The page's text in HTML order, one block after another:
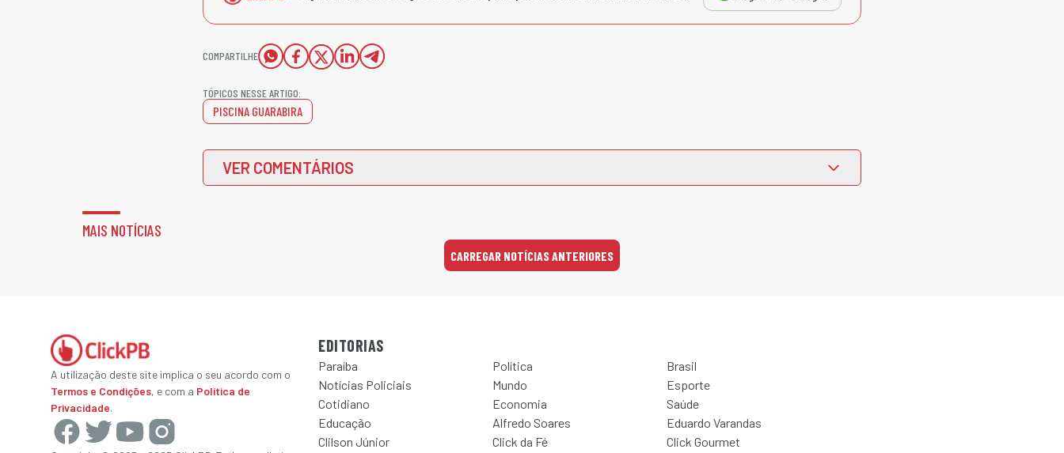
COMPARTILHE
TÓPICOS NESSE ARTIGO:
PISCINA GUARABIRA
VER COMENTÁRIOS
MAIS NOTÍCIAS
CARREGAR NOTÍCIAS ANTERIORES
A utilização deste site implica o seu acordo com o
Termos e Condições, e com a Política de
Privacidade.
EDITORIAS
Paraíba Política
Brasil
Notícias Policiais
Mundo
Esporte
Cotidiano
Economia
Saúde
Educação
Alfredo Soares
Eduardo Varandas
Clilson Júnior
Click da Fé Click Gourmet